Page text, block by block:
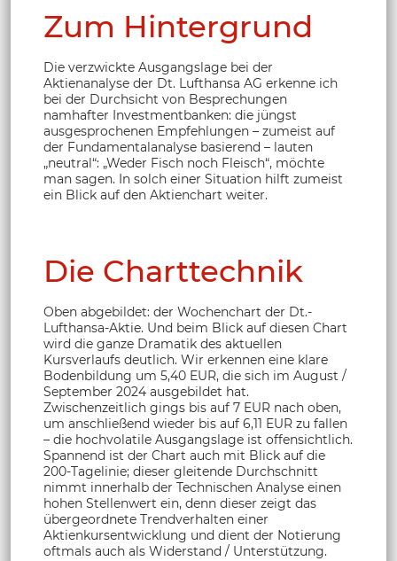
Zum Hintergrund
Die verzwickte Ausgangslage bei der
Aktienanalyse der Dt. Lufthansa AG erkenne ich
bei der Durchsicht von Besprechungen
namhafter Investmentbanken: die jüngst
ausgesprochenen Empfehlungen – zumeist auf
der Fundamentalanalyse basierend – lauten
„neutral“: „Weder Fisch noch Fleisch“, möchte
man sagen. In solch einer Situation hilft zumeist
ein Blick auf den Aktienchart weiter.
Die Charttechnik
Oben abgebildet: der Wochenchart der Dt.-
Lufthansa-Aktie. Und beim Blick auf diesen Chart
wird die ganze Dramatik des aktuellen
Kursverlaufs deutlich. Wir erkennen eine klare
Bodenbildung um 5,40 EUR, die sich im August /
September 2024 ausgebildet hat.
Zwischenzeitlich gings bis auf 7 EUR nach oben,
um anschließend wieder bis auf 6,11 EUR zu fallen
– die hochvolatile Ausgangslage ist offensichtlich.
Spannend ist der Chart auch mit Blick auf die
200-Tagelinie; dieser gleitende Durchschnitt
nimmt innerhalb der Technischen Analyse einen
hohen Stellenwert ein, denn dieser zeigt das
übergeordnete Trendverhalten einer
Aktienkursentwicklung und dient der Notierung
oftmals auch als Widerstand / Unterstützung.